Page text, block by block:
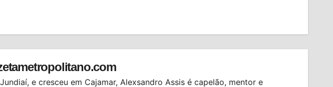
e cresceu em Cajamar, Alexsandro Assis é capelão, mentor e